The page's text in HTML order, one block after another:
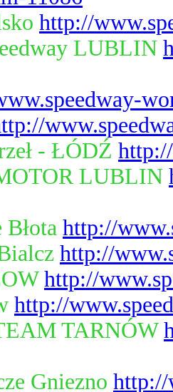
http://
LUBLIN
- ŁÓDŹ
LUBLIN
http://
http://
http://
http://
TARNÓW
Gniezno http://